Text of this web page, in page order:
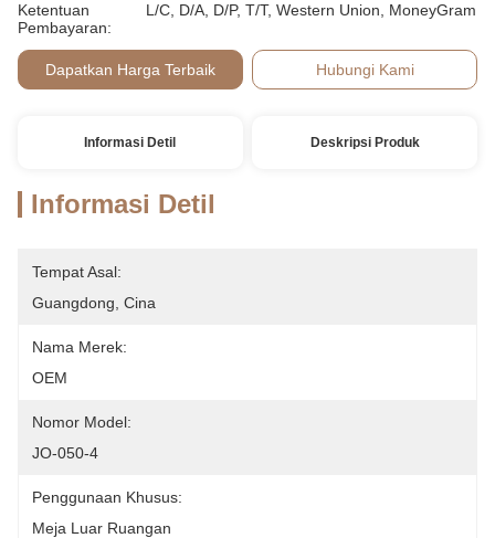
Ketentuan
Pembayaran:
L/C, D/A, D/P, T/T, Western Union, MoneyGram
Dapatkan Harga Terbaik Hubungi Kami
Informasi Detil Deskripsi Produk
Informasi Detil
Tempat Asal:
Guangdong, Cina
Nama Merek:
OEM
Nomor Model:
JO-050-4
Penggunaan Khusus:
Meja Luar Ruangan